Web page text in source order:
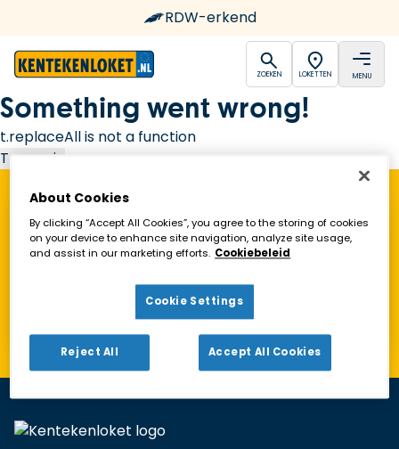
RDW-erkend
open
ZOEKEN LOKETTEN MENU
Something went wrong!
t.replaceAll is not a function
Try again
Vind een Kentekenloket in de buurt!
Toon alleen geopende loketten
About Cookies
By clicking “Accept All Cookies”, you agree to the storing of cookies
on your device to enhance site navigation, analyze site usage,
and assist in our marketing efforts. Cookiebeleid
Cookie Settings
Reject All Accept All Cookies